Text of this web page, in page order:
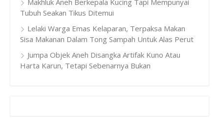
Makhluk Aneh Berkepala Kucing Tapi Mempunyai
Tubuh Seakan Tikus Ditemui
Lelaki Warga Emas Kelaparan, Terpaksa Makan
Sisa Makanan Dalam Tong Sampah Untuk Alas Perut
Jumpa Objek Aneh Disangka Artifak Kuno Atau
Harta Karun, Tetapi Sebenarnya Bukan